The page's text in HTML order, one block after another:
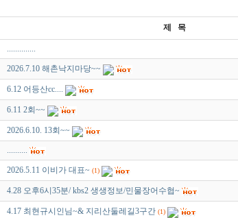
제 목
..............
2026.7.10 해촌낙지마당~~
6.12 어등산cc....
6.11 2회~~
2026.6.10. 13회~~
..........
2026.5.11 이비가 대표~ (1)
4.28 오후6시35분/ kbs2 생생정보/민물장어수협~
4.17 최현규시인님~& 지리산둘레길3구간 (1)